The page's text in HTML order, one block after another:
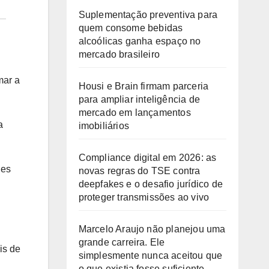
a
de
Suplementação preventiva para
quem consome bebidas
alcoólicas ganha espaço no
mercado brasileiro
Housi e Brain firmam parceria
para ampliar inteligência de
mercado em lançamentos
imobiliários
Compliance digital em 2026: as
novas regras do TSE contra
deepfakes e o desafio jurídico de
proteger transmissões ao vivo
Marcelo Araujo não planejou uma
grande carreira. Ele
simplesmente nunca aceitou que